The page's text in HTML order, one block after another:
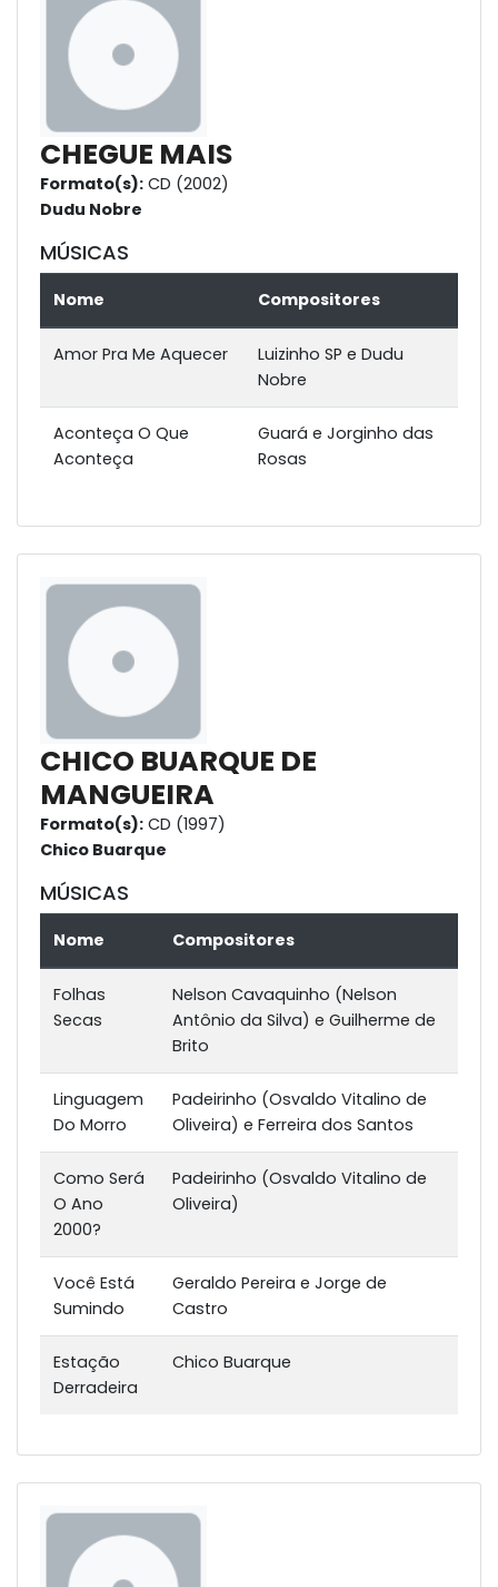
CHEGUE MAIS
Formato(s): CD (2002)
Dudu Nobre
MÚSICAS
Nome Compositores
Amor Pra Me Aquecer
Luizinho SP e Dudu
Nobre
Aconteça O Que
Aconteça
Guará e Jorginho das
Rosas
CHICO BUARQUE DE
MANGUEIRA
Formato(s): CD (1997)
Chico Buarque
MÚSICAS
Nome Compositores
Folhas
Secas
Nelson Cavaquinho (Nelson
Antônio da Silva) e Guilherme de
Brito
Linguagem
Do Morro
Padeirinho (Osvaldo Vitalino de
Oliveira) e Ferreira dos Santos
Como Será
O Ano
2000?
Padeirinho (Osvaldo Vitalino de
Oliveira)
Você Está
Sumindo
Geraldo Pereira e Jorge de
Castro
Estação
Derradeira
Chico Buarque